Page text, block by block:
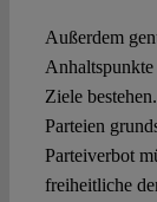
Außerdem
Ziele
Parteien
Parteiverbot
freiheitliche